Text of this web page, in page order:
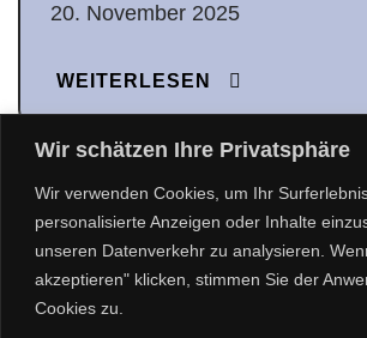
Wir schätzen Ihre Privatsphäre
Wir verwenden Cookies, um Ihr
personalisierte Anzeigen oder Inhalte
unseren Datenverkehr zu analysieren.
akzeptieren" klicken, stimmen Sie der
Cookies zu.
20. November 2025
WEITERLESEN
MEHR LADEN